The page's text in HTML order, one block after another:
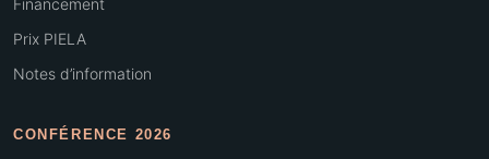
Financement
Prix PIELA
Notes d’information
CONFÉRENCE 2026